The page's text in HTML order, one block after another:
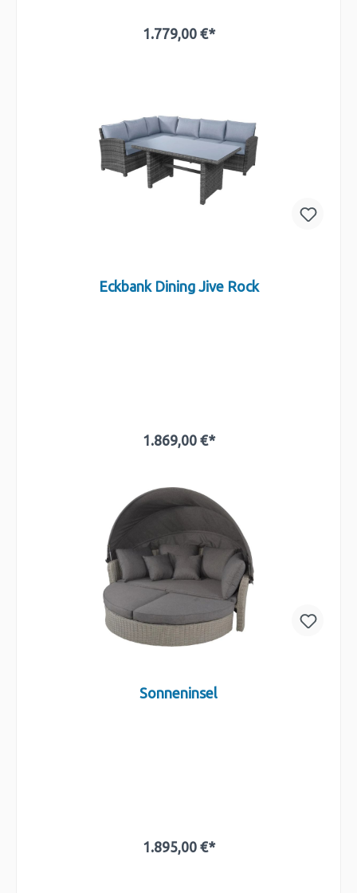
1.779,00 €*
Eckbank Dining Jive Rock
1.869,00 €*
Sonneninsel
1.895,00 €*